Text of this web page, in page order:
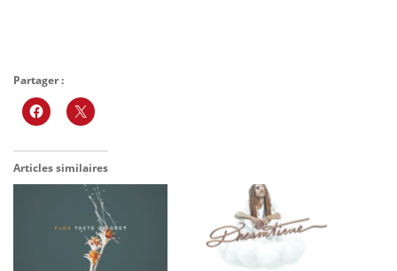
Partager :
Articles similaires